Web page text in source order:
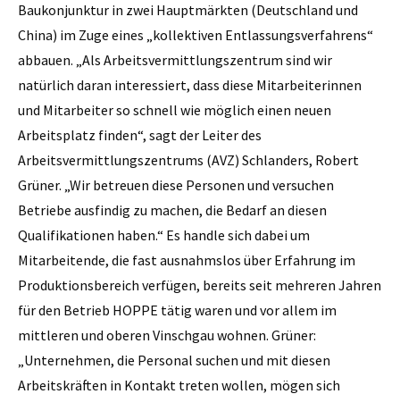
Baukonjunktur in zwei Hauptmärkten (Deutschland und
China) im Zuge eines „kollektiven Entlassungsverfahrens“
abbauen. „Als Arbeitsvermittlungszentrum sind wir
natürlich daran interessiert, dass diese Mitarbeiterinnen
und Mitarbeiter so schnell wie möglich einen neuen
Arbeitsplatz finden“, sagt der Leiter des
Arbeitsvermittlungszentrums (AVZ) Schlanders, Robert
Grüner. „Wir betreuen diese Personen und versuchen
Betriebe ausfindig zu machen, die Bedarf an diesen
Qualifikationen haben.“ Es handle sich dabei um
Mitarbeitende, die fast ausnahmslos über Erfahrung im
Produktionsbereich verfügen, bereits seit mehreren Jahren
für den Betrieb HOPPE tätig waren und vor allem im
mittleren und oberen Vinschgau wohnen. Grüner:
„Unternehmen, die Personal suchen und mit diesen
Arbeitskräften in Kontakt treten wollen, mögen sich